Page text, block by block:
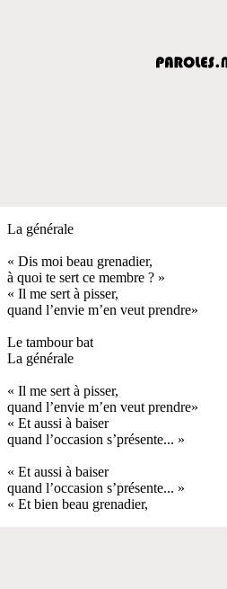
La générale
« Dis moi beau grenadier,
à quoi te sert ce membre ? »
« Il me sert à pisser,
quand l’envie m’en veut prendre»
Le tambour bat
La générale
« Il me sert à pisser,
quand l’envie m’en veut prendre»
« Et aussi à baiser
quand l’occasion s’présente... »
« Et aussi à baiser
quand l’occasion s’présente... »
« Et bien beau grenadier,